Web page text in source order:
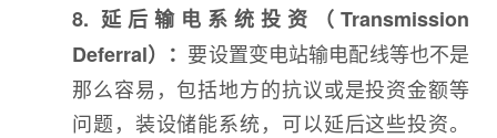
8. 延后输电系统投资（Transmission
Deferral）： 要设置变电站输电配线等也不是
那么容易，包括地方的抗议或是投资金额等
问题，装设储能系统，可以延后这些投资。